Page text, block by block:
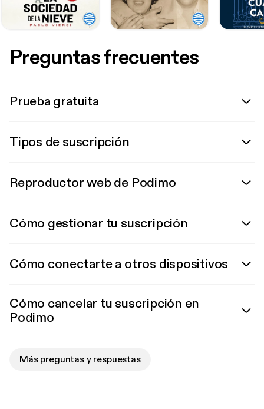
Preguntas frecuentes
Prueba gratuita
Tipos de suscripción
Reproductor web de Podimo
Cómo gestionar tu suscripción
Cómo conectarte a otros dispositivos
Cómo cancelar tu suscripción en
Podimo
Más preguntas y respuestas